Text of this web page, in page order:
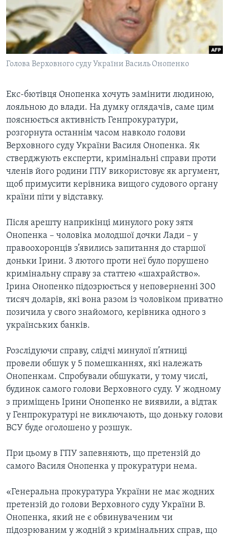
СУСПІЛЬСТВО
ЕКОНОМІКА
ІСТОРІЇ УСПІХУ УКРАЇНЦІВ
ТЕЛЕПРОГРАМИ
ЧАС-TIME
ВІКНО В АМЕРИКУ
ПРАЙМ-ТАЙМ
ПОГЛЯД З ВАШИНГТОНА
ENGLISH
Learning English
МИ В СОЦМЕРЕЖАХ
Мови
Голова Верховного суду України Василь Онопенко
Екс-бютівця Онопенка хочуть замінити людиною,
лояльною до влади. На думку оглядачів, саме цим
пояснюється активність Генпрокуратури,
розгорнута останнім часом навколо голови
Верховного суду України Василя Онопенка. Як
стверджують експерти, кримінальні справи проти
членів його родини ГПУ використовує як аргумент,
щоб примусити керівника вищого судового органу
країни піти у відставку.
Після арешту наприкінці минулого року зятя
Онопенка – чоловіка молодшої дочки Лади – у
правоохоронців з’явились запитання до старшої
доньки Ірини. 3 лютого проти неї було порушено
кримінальну справу за статтею «шахрайство».
Ірина Онопенко підозрюється у неповерненні 300
тисяч доларів, які вона разом із чоловіком приватно
позичила у свого знайомого, керівника одного з
українських банків.
Розслідуючи справу, слідчі минулої п’ятниці
провели обшук у 5 помешканнях, які належать
Онопенкам. Спробували обшукати, у тому числі,
будинок самого голови Верховного суду. У жодному
з приміщень Ірини Онопенко не виявили, а відтак
у Генпрокуратурі не виключають, що доньку голови
ВСУ буде оголошено у розшук.
При цьому в ГПУ запевняють, що претензій до
самого Василя Онопенка у прокуратури нема.
«Генеральна прокуратура України не має жодних
претензій до голови Верховного суду України В.
Онопенка, який не є обвинуваченим чи
підозрюваним у жодній з кримінальних справ, що